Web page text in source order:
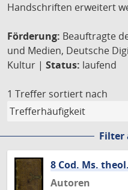
Handschriften erweitert
Förderung: Beauftragte
und Medien, Deutsche
Kultur | Status: laufend
1 Treffer sortiert nach
Filter
8 Cod. Ms.
Autoren